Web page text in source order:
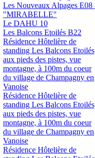
Les Nouveaux Alpages E08
"MIRABELLE"
Le DAHU 10
Les Balcons Etoilés B22
Résidence Hôtelière de
standing Les Balcons
aux pieds des pistes, vue
montagne, à 100m du coeur
du village de Champagny en
Vanoise
Résidence Hôtelière de
standing Les Balcons
aux pieds des pistes, vue
montagne, à 100m du coeur
du village de Champagny en
Vanoise
Résidence Hôtelière de